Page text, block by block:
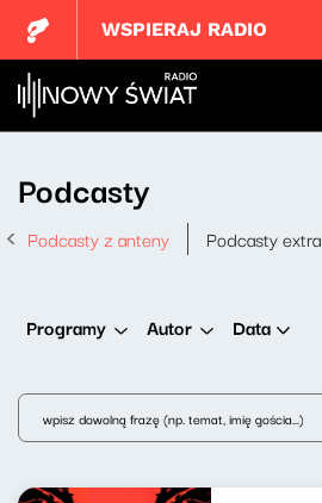
WSPIERAJ RADIO
Podcasty
Podcasty z anteny Podcasty extra
Programy Autor Data